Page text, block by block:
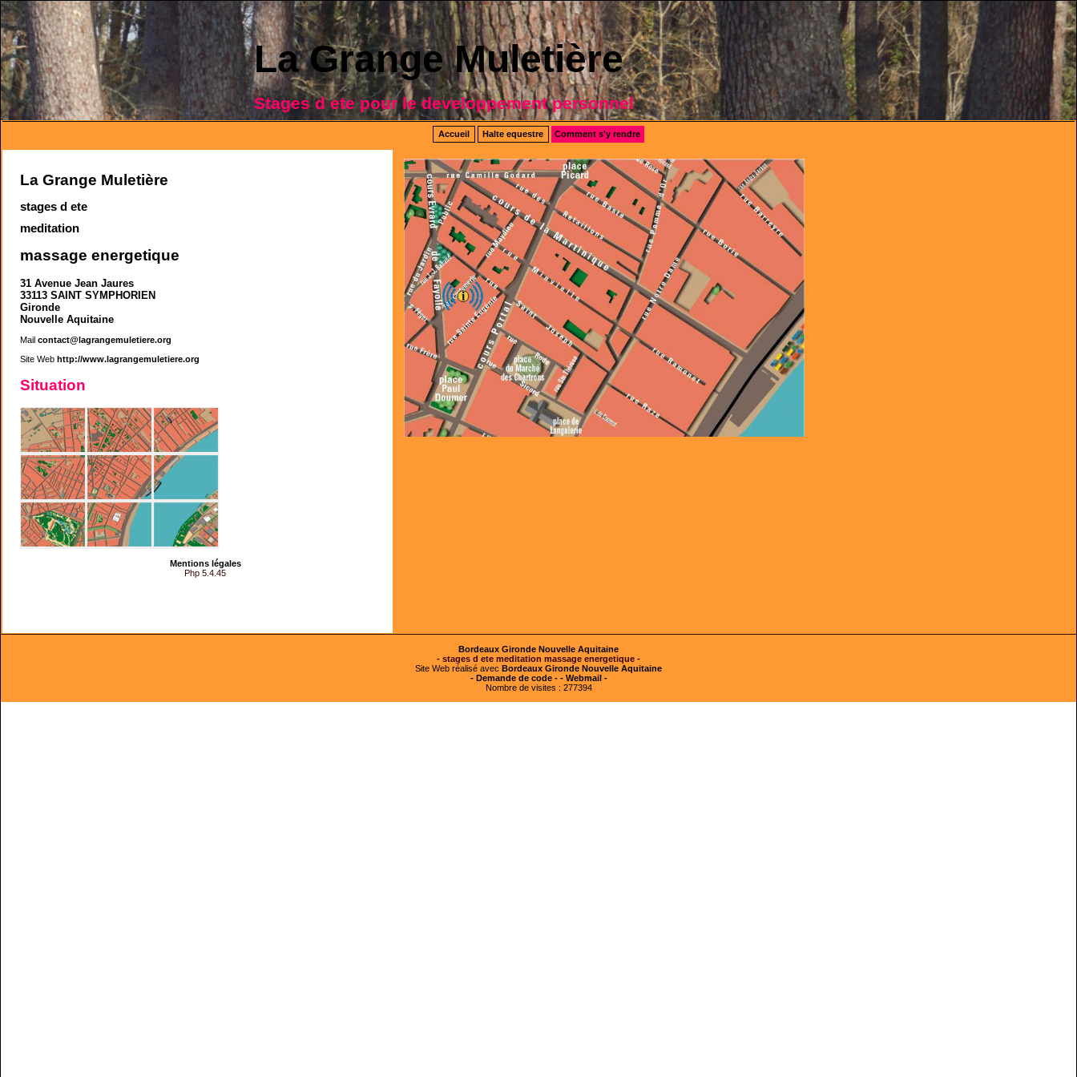
La Grange Muletière
Stages d ete pour le developpement personnel
Accueil Halte equestre Comment s'y rendre
La Grange Muletière
stages d ete
meditation
massage energetique
31 Avenue Jean Jaures
33113 SAINT SYMPHORIEN
Gironde
Nouvelle Aquitaine
Mail contact@lagrangemuletiere.org
Site Web http://www.lagrangemuletiere.org
Situation
Mentions légales
Php 5.4.45
Bordeaux Gironde Nouvelle Aquitaine
- stages d ete meditation massage energetique -
Site Web réalisé avec Bordeaux Gironde Nouvelle Aquitaine
- Demande de code - - Webmail -
Nombre de visites : 277394